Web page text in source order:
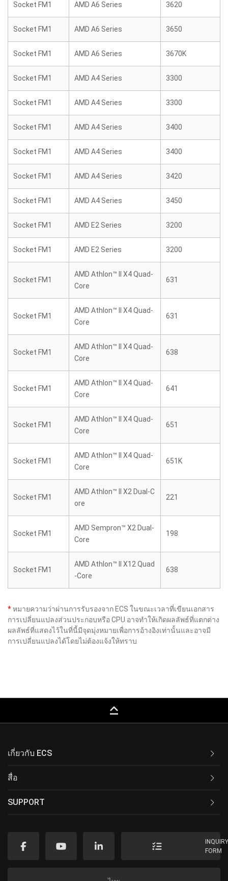
Socket FM1 AMD A6 Series 3620
Socket FM1 AMD A6 Series 3650
Socket FM1 AMD A6 Series 3670K
Socket FM1 AMD A4 Series 3300
Socket FM1 AMD A4 Series 3300
Socket FM1 AMD A4 Series 3400
Socket FM1 AMD A4 Series 3400
Socket FM1 AMD A4 Series 3420
Socket FM1 AMD A4 Series 3450
Socket FM1 AMD E2 Series 3200
Socket FM1 AMD E2 Series 3200
Socket FM1
AMD Athlon™ II X4 Quad-
Core
631
Socket FM1
AMD Athlon™ II X4 Quad-
Core
631
Socket FM1
AMD Athlon™ II X4 Quad-
Core
638
Socket FM1
AMD Athlon™ II X4 Quad-
Core
641
Socket FM1
AMD Athlon™ II X4 Quad-
Core
651
Socket FM1
AMD Athlon™ II X4 Quad-
Core
651K
Socket FM1
AMD Athlon™ II X2 Dual-C
ore
221
Socket FM1
AMD Sempron™ X2 Dual-
Core
198
Socket FM1
AMD Athlon™ II X12 Quad
-Core
638
*หมายความว่าผ่านการรับรองจาก ECS ในขณะเวลาที่เขียนเอกสาร
การเปลี่ยนแปลงส่วนประกอบหรือ CPU อาจทำให้เกิดผลลัพธ์ที่แตกต่าง
ผลลัพธ์ที่แสดงไว้ในที่นี้มีจุดมุ่งหมายเพื่อการอ้างอิงเท่านั้นและอาจมี
การเปลี่ยนแปลงได้โดยไม่ต้องแจ้งให้ทราบ
keyboard_capslock
เกี่ยวกับ ECS
สื่อ
SUPPORT
FORM